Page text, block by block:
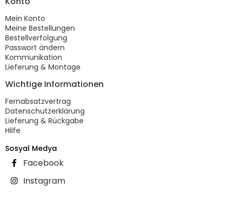
Mein Konto
Meine Bestellungen
Bestellverfolgung
Passwort ändern
Kommunikation
Lieferung & Montage
Wichtige Informationen
Fernabsatzvertrag
Datenschutzerklärung
Lieferung & Rückgabe
Hilfe
Sosyal Medya
Facebook
Instagram